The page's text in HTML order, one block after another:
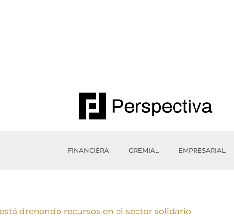
FINANCIERA GREMIAL EMPRESARIAL
drenando recursos en el sector solidario